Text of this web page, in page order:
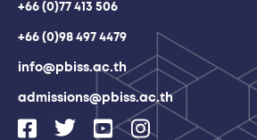
+66 (0)77 413 506
+66 (0)98 497 4479
info@pbiss.ac.th
admissions@pbiss.ac.th